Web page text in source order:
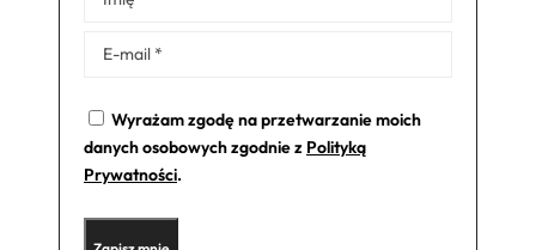
Wyrażam zgodę na przetwarzanie moich
danych osobowych zgodnie z Polityką
Prywatności.